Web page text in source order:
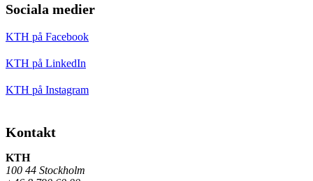
Sociala medier
KTH på Facebook
KTH på LinkedIn
KTH på Instagram
Kontakt
KTH
100 44 Stockholm